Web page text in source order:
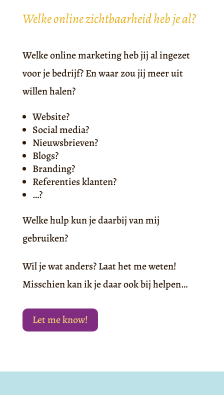
Welke online zichtbaarheid heb je al?
Welke online marketing heb jij al ingezet
voor je bedrijf? En waar zou jij meer uit
willen halen?
Website?
Social media?
Nieuwsbrieven?
Blogs?
Branding?
Referenties klanten?
…?
Welke hulp kun je daarbij van mij
gebruiken?
Wil je wat anders? Laat het me weten!
Misschien kan ik je daar ook bij helpen…
Let me know!